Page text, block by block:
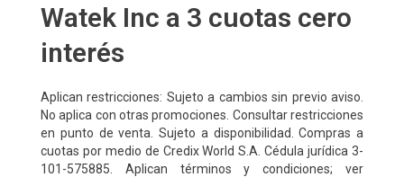
Watek Inc a 3 cuotas cero
interés
Aplican restricciones: Sujeto a cambios sin previo aviso.
No aplica con otras promociones. Consultar restricciones
en punto de venta. Sujeto a disponibilidad. Compras a
cuotas por medio de Credix World S.A. Cédula jurídica 3-
101-575885. Aplican términos y condiciones; ver